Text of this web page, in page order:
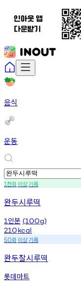
음식
운동
1천회 이상기록
완두시루떡
1 인분 (100g)
210kcal
50회 이상기록
완두찰시루떡
롯데마트